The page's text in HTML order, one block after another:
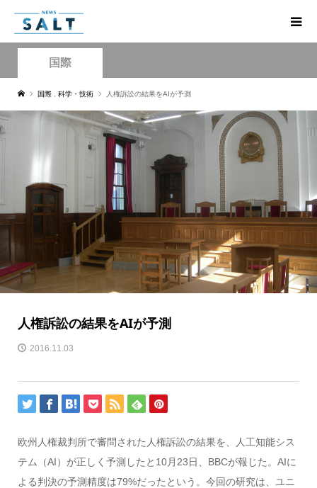
国際
国際 科学・技術 人権訴訟の結果をAIが予測
人権訴訟の結果をAIが予測
2016.11.03
欧州人権裁判所で審問された人権訴訟の結果を、人工知能シス
テム（AI）が正しく予測したと10月23日、BBCが報じた。AIに
よる判決の予測精度は79%だったという。今回の研究は、ユニ